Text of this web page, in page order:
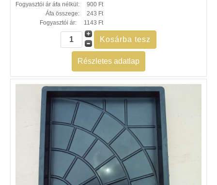
Fogyasztói ár áfa nélkül:
900 Ft
Áfa összege:
243 Ft
Fogyasztói ár:
1143 Ft
Részletes adatlap